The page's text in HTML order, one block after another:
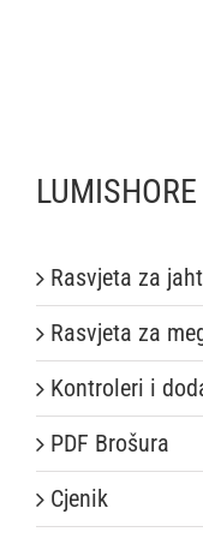
LUMISHORE
Rasvjeta za
Rasvjeta za
Kontroleri i
PDF Brošura
Cjenik